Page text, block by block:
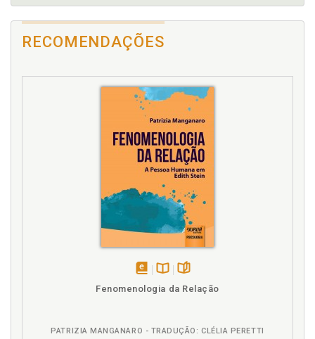
oposto, a velhice e juventude inconvenientes ou con-
trárias à natureza, p. 43
Lista de abreviaturas, p. 17
Morte. Velhice não está muito distante da morte e
argumentos de defesa, p. 102
Negócios. Velhice afasta dos negócios e os
argumentos de defesa, p. 54
argumentos de defesa, p. 88
RECOMENDAÇÕES
disponívelDisponível
na
páginas
Fenomenologia da Relação
PATRIZIA MANGANARO - TRADUÇÃO: CLÉLIA PERETTI